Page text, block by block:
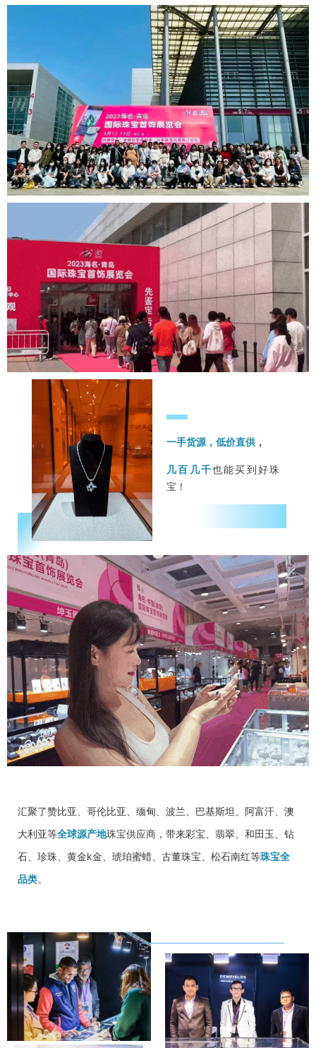
一手货源，低价直供 ，
几百几千也能买到好珠
宝！
汇聚了赞比亚、哥伦比亚、缅甸、波兰、巴基斯坦、阿富汗、澳
大利亚等全球源产地珠宝供应商 ，带来彩宝、翡翠、和田玉、钻
石、珍珠、黄金k金、琥珀蜜蜡、古董珠宝、松石南红等珠宝全
品类。